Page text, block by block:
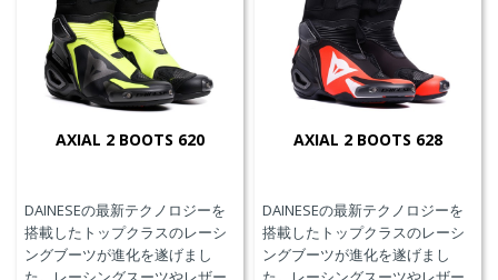
AXIAL 2 BOOTS 620
DAINESEの最新テクノロジーを
搭載したトップクラスのレーシ
ングブーツが進化を遂げまし
AXIAL 2 BOOTS 628
DAINESEの最新テクノロジーを
搭載したトップクラスのレーシ
ングブーツが進化を遂げまし